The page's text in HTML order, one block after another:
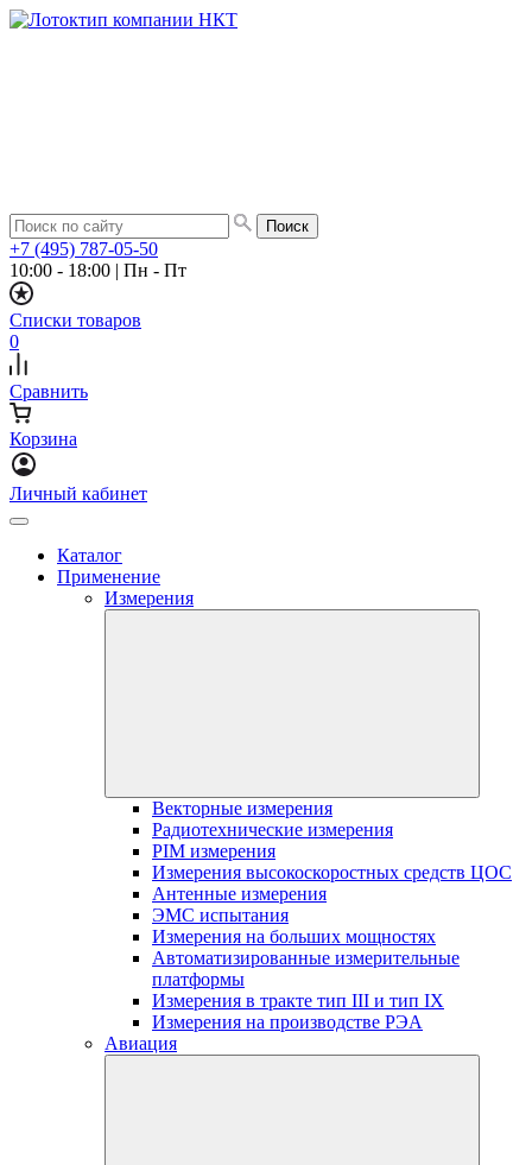
+7 (495) 787-05-50
10:00 - 18:00 | Пн - Пт
Списки товаров
0
Сравнить
Корзина
Личный кабинет
Каталог
Применение
Измерения
Векторные измерения
Радиотехнические измерения
PIM измерения
Измерения высокоскоростных средств ЦОС
Антенные измерения
ЭМС испытания
Измерения на больших мощностях
Автоматизированные измерительные
платформы
Измерения в тракте тип III и тип IX
Измерения на производстве РЭА
Авиация